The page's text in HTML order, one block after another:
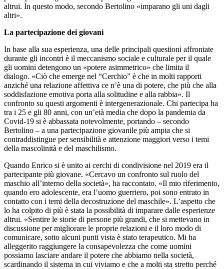
altrui. In questo modo, secondo Bertolino «imparano gli uni dagli
altri».
La partecipazione dei giovani
In base alla sua esperienza, una delle principali questioni affrontate
durante gli incontri è il meccanismo sociale e culturale per il quale
gli uomini detengono un «potere asimmetrico» che limita il
dialogo. «Ciò che emerge nel “Cerchio” è che in molti rapporti
anziché una relazione affettiva ce n’è una di potere, che più che alla
soddisfazione emotiva porta alla solitudine e alla rabbia». Il
confronto su questi argomenti è intergenerazionale. Chi partecipa ha
tra i 25 e gli 80 anni, con un’età media che dopo la pandemia da
Covid-19 si è abbassata notevolmente, portando – secondo
Bertolino – a una partecipazione giovanile più ampia che si
contraddistingue per sensibilità e attenzione maggiori verso i temi
della mascolinità e del maschilismo.
Quando Enrico si è unito ai cerchi di condivisione nel 2019 era il
partecipante più giovane. «Cercavo un confronto sul ruolo del
maschio all’interno della società», ha raccontato. «Il mio riferimento,
quando ero adolescente, era l’uomo guerriero, poi sono entrato in
contatto con i temi della decostruzione del maschile». L’aspetto che
lo ha colpito di più è stata la possibilità di imparare dalle esperienze
altrui. «Sentire le storie di persone più grandi, che si mettevano in
discussione per migliorare le proprie relazioni e il loro modo di
comunicare, sotto alcuni punti vista è stato terapeutico. Mi ha
alleggerito raggiungere la consapevolezza che come uomini
possiamo lasciare andare il potere che abbiamo nella società,
scardinando il sistema in cui viviamo e che a molti sta stretto perché